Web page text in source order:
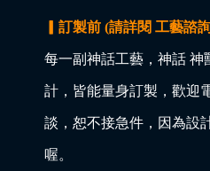
▎訂製前 (請詳閱 工藝諮
每一副神話工藝，神話 神
計，皆能量身訂製，歡迎
談，恕不接急件，因為設
喔。